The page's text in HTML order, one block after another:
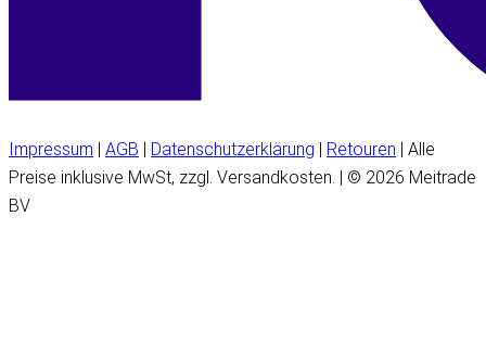
Impressum AGB Datenschutzerklärung Retouren | Alle
Preise inklusive MwSt, zzgl. Versandkosten. | © 2026 Meitrade
BV